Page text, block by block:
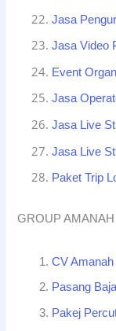
Jasa
Jasa Video
Event
Jasa
Jasa Live
Jasa Live
Paket Trip
GROUP
CV
Pasang
Pakej